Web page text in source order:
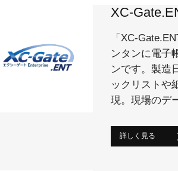
XC-
「XC-
ンタンに電子
ンです。製造
ックリストや
現。現場のデ
詳しく見る